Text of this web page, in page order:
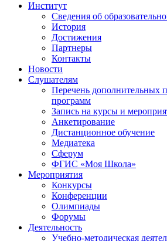
Институт
Сведения об
История
Достижения
Партнеры
Контакты
Новости
Слушателям
Перечень дополнительных
программ
Запись на курсы и
Анкетирование
Дистанционное обучение
Медиатека
Сферум
ФГИС «Моя Школа»
Мероприятия
Конкурсы
Конференции
Олимпиады
Форумы
Деятельность
Учебно-методическая